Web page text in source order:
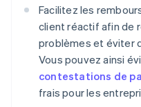
Facilitez les
client réactif afin de
problèmes et éviter
Vous pouvez ainsi
contestations de
frais pour les